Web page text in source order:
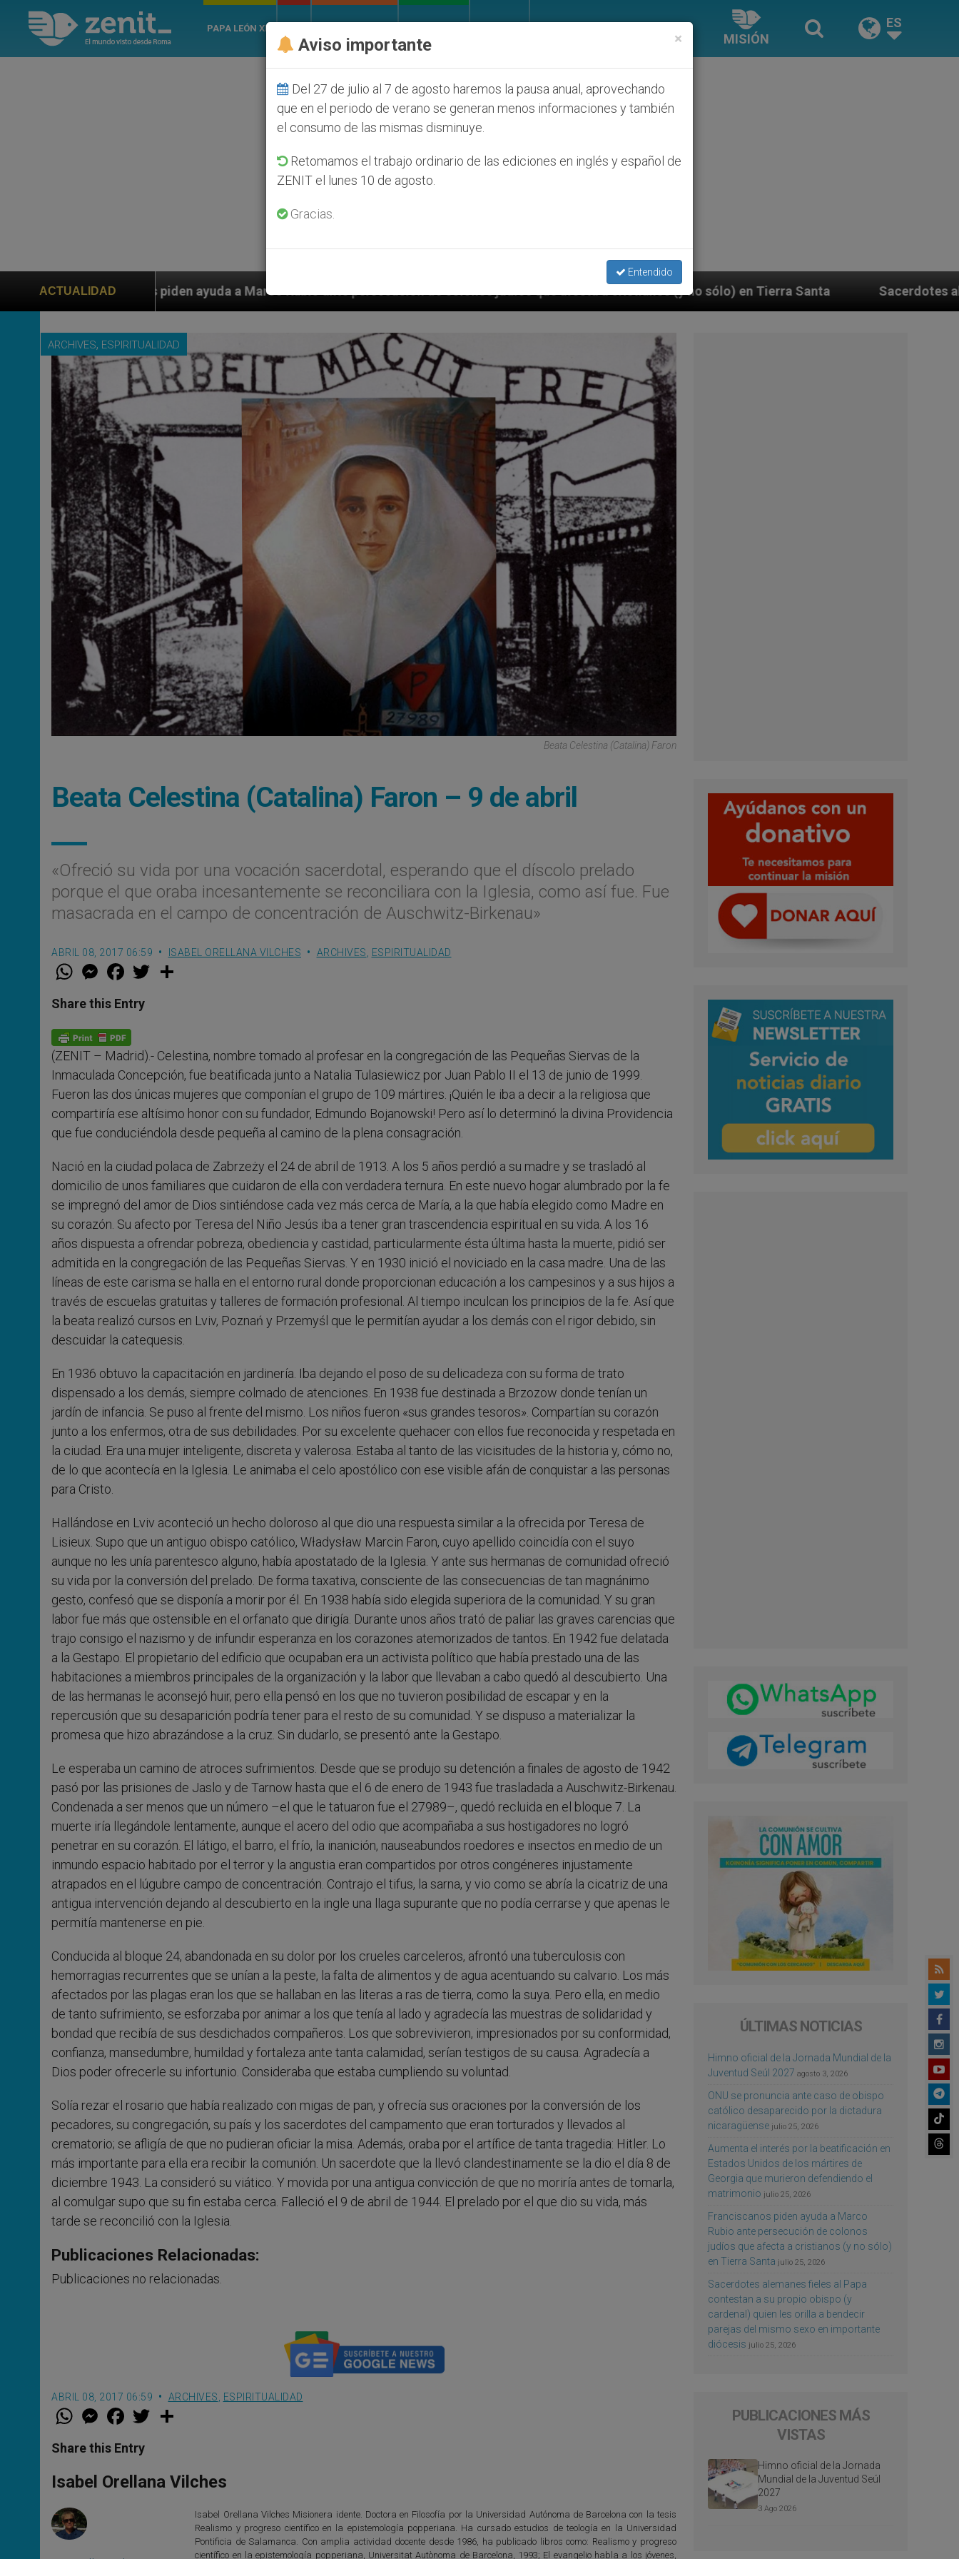
PAPA LEÓN XIV
MISIÓN
ES
ACTUALIDAD
ayuda a Marco Rubio ante persecución de colonos judíos que afecta a cristianos (y no sólo) en Tierra Santa Sacerdotes alemanes fieles al Papa
ARCHIVES, ESPIRITUALIDAD
Beata Celestina (Catalina) Faron
Beata Celestina (Catalina) Faron – 9 de abril
«Ofreció su vida por una vocación sacerdotal, esperando que el díscolo prelado
porque el que oraba incesantemente se reconciliara con la Iglesia, como así fue. Fue
masacrada en el campo de concentración de Auschwitz-Birkenau»
ABRIL 08, 2017 06:59 ISABEL ORELLANA VILCHES ARCHIVES ESPIRITUALIDAD
W
t
s
p
p
M
e
s
e
g
e
F
a
e
b
o
k
w
Share this Entry
(ZENIT – Madrid).- Celestina, nombre tomado al profesar en la congregación de las Pequeñas Siervas de la
Inmaculada Concepción, fue beatificada junto a Natalia Tulasiewicz por Juan Pablo II el 13 de junio de 1999.
Fueron las dos únicas mujeres que componían el grupo de 109 mártires. ¡Quién le iba a decir a la religiosa que
compartiría ese altísimo honor con su fundador, Edmundo Bojanowski! Pero así lo determinó la divina Providencia
que fue conduciéndola desde pequeña al camino de la plena consagración.
Nació en la ciudad polaca de Zabrzeży el 24 de abril de 1913. A los 5 años perdió a su madre y se trasladó al
domicilio de unos familiares que cuidaron de ella con verdadera ternura. En este nuevo hogar alumbrado por la fe
se impregnó del amor de Dios sintiéndose cada vez más cerca de María, a la que había elegido como Madre en
su corazón. Su afecto por Teresa del Niño Jesús iba a tener gran trascendencia espiritual en su vida. A los 16
años dispuesta a ofrendar pobreza, obediencia y castidad, particularmente ésta última hasta la muerte, pidió ser
admitida en la congregación de las Pequeñas Siervas. Y en 1930 inició el noviciado en la casa madre. Una de las
líneas de este carisma se halla en el entorno rural donde proporcionan educación a los campesinos y a sus hijos a
través de escuelas gratuitas y talleres de formación profesional. Al tiempo inculcan los principios de la fe. Así que
la beata realizó cursos en Lviv, Poznań y Przemyśl que le permitían ayudar a los demás con el rigor debido, sin
descuidar la catequesis.
En 1936 obtuvo la capacitación en jardinería. Iba dejando el poso de su delicadeza con su forma de trato
dispensado a los demás, siempre colmado de atenciones. En 1938 fue destinada a Brzozow donde tenían un
jardín de infancia. Se puso al frente del mismo. Los niños fueron «sus grandes tesoros». Compartían su corazón
junto a los enfermos, otra de sus debilidades. Por su excelente quehacer con ellos fue reconocida y respetada en
la ciudad. Era una mujer inteligente, discreta y valerosa. Estaba al tanto de las vicisitudes de la historia y, cómo no,
de lo que acontecía en la Iglesia. Le animaba el celo apostólico con ese visible afán de conquistar a las personas
para Cristo.
Hallándose en Lviv aconteció un hecho doloroso al que dio una respuesta similar a la ofrecida por Teresa de
Lisieux. Supo que un antiguo obispo católico, Władysław Marcin Faron, cuyo apellido coincidía con el suyo
aunque no les unía parentesco alguno, había apostatado de la Iglesia. Y ante sus hermanas de comunidad ofreció
su vida por la conversión del prelado. De forma taxativa, consciente de las consecuencias de tan magnánimo
gesto, confesó que se disponía a morir por él. En 1938 había sido elegida superiora de la comunidad. Y su gran
labor fue más que ostensible en el orfanato que dirigía. Durante unos años trató de paliar las graves carencias que
trajo consigo el nazismo y de infundir esperanza en los corazones atemorizados de tantos. En 1942 fue delatada
a la Gestapo. El propietario del edificio que ocupaban era un activista político que había prestado una de las
habitaciones a miembros principales de la organización y la labor que llevaban a cabo quedó al descubierto. Una
de las hermanas le aconsejó huir, pero ella pensó en los que no tuvieron posibilidad de escapar y en la
repercusión que su desaparición podría tener para el resto de su comunidad. Y se dispuso a materializar la
promesa que hizo abrazándose a la cruz. Sin dudarlo, se presentó ante la Gestapo.
Le esperaba un camino de atroces sufrimientos. Desde que se produjo su detención a finales de agosto de 1942
pasó por las prisiones de Jaslo y de Tarnow hasta que el 6 de enero de 1943 fue trasladada a Auschwitz-Birkenau.
Condenada a ser menos que un número –el que le tatuaron fue el 27989–, quedó recluida en el bloque 7. La
muerte iría llegándole lentamente, aunque el acero del odio que acompañaba a sus hostigadores no logró
penetrar en su corazón. El látigo, el barro, el frío, la inanición, nauseabundos roedores e insectos en medio de un
inmundo espacio habitado por el terror y la angustia eran compartidos por otros congéneres injustamente
atrapados en el lúgubre campo de concentración. Contrajo el tifus, la sarna, y vio como se abría la cicatriz de una
antigua intervención dejando al descubierto en la ingle una llaga supurante que no podía cerrarse y que apenas le
permitía mantenerse en pie.
Conducida al bloque 24, abandonada en su dolor por los crueles carceleros, afrontó una tuberculosis con
hemorragias recurrentes que se unían a la peste, la falta de alimentos y de agua acentuando su calvario. Los más
afectados por las plagas eran los que se hallaban en las literas a ras de tierra, como la suya. Pero ella, en medio
de tanto sufrimiento, se esforzaba por animar a los que tenía al lado y agradecía las muestras de solidaridad y
bondad que recibía de sus desdichados compañeros. Los que sobrevivieron, impresionados por su conformidad,
confianza, mansedumbre, humildad y fortaleza ante tanta calamidad, serían testigos de su causa. Agradecía a
Dios poder ofrecerle su infortunio. Consideraba que estaba cumpliendo su voluntad.
Solía rezar el rosario que había realizado con migas de pan, y ofrecía sus oraciones por la conversión de los
pecadores, su congregación, su país y los sacerdotes del campamento que eran torturados y llevados al
crematorio; se afligía de que no pudieran oficiar la misa. Además, oraba por el artífice de tanta tragedia: Hitler. Lo
más importante para ella era recibir la comunión. Un sacerdote que la llevó clandestinamente se la dio el día 8 de
diciembre 1943. La consideró su viático. Y movida por una antigua convicción de que no moriría antes de tomarla,
al comulgar supo que su fin estaba cerca. Falleció el 9 de abril de 1944. El prelado por el que dio su vida, más
tarde se reconcilió con la Iglesia.
Publicaciones Relacionadas:
Publicaciones no relacionadas.
ABRIL 08, 2017 06:59 ARCHIVES ESPIRITUALIDAD
W
t
s
p
p
M
e
s
e
g
e
F
a
e
b
o
k
w
r
Share this Entry
Isabel Orellana Vilches
Isabel Orellana Vilches Misionera idente. Doctora en Filosofía por la Universidad Autónoma de Barcelona con la tesis
Realismo y progreso científico en la epistemología popperiana. Ha cursado estudios de teología en la Universidad
Pontificia de Salamanca. Con amplia actividad docente desde 1986, ha publicado libros como: Realismo y progreso
científico en la epistemología popperiana, Universitat Autònoma de Barcelona, 1993; El evangelio habla a los jóvenes,
ÚLTIMAS NOTICIAS
Himno oficial de la Jornada Mundial de la
Juventud Seúl 2027 agosto 3, 2026
ONU se pronuncia ante caso de obispo
católico desaparecido por la dictadura
nicaragüense julio 25, 2026
Aumenta el interés por la beatificación en
Estados Unidos de los mártires de
Georgia que murieron defendiendo el
matrimonio julio 25, 2026
Franciscanos piden ayuda a Marco
Rubio ante persecución de colonos
judíos que afecta a cristianos (y no sólo)
en Tierra Santa julio 25, 2026
Sacerdotes alemanes fieles al Papa
contestan a su propio obispo (y
cardenal) quien les orilla a bendecir
parejas del mismo sexo en importante
diócesis julio 25, 2026
PUBLICACIONES MÁS
VISTAS
Himno oficial de la Jornada
Mundial de la Juventud Seúl
2027
3 Ago 2026
×
Aviso importante
Del 27 de julio al 7 de agosto haremos la pausa anual, aprovechando
que en el periodo de verano se generan menos informaciones y también
el consumo de las mismas disminuye.
Retomamos el trabajo ordinario de las ediciones en inglés y español de
ZENIT el lunes 10 de agosto.
Gracias.
Entendido